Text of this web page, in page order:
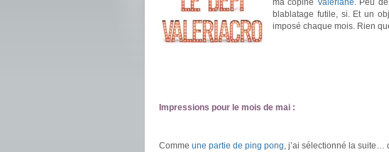
ma copine Valériane. Peu
blablatage futile, si. Et un
imposé chaque mois. Rien
Impressions pour le mois de mai :
Comme une partie de ping pong, j’ai sélectionné la suite…